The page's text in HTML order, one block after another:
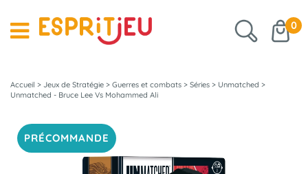
0
Accueil > Jeux de Stratégie > Guerres et combats > Séries > Unmatched >
Unmatched - Bruce Lee Vs Mohammed Ali
PRÉCOMMANDE